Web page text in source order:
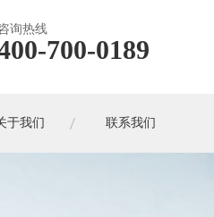
询热线
700-0189
于我们 联系我们